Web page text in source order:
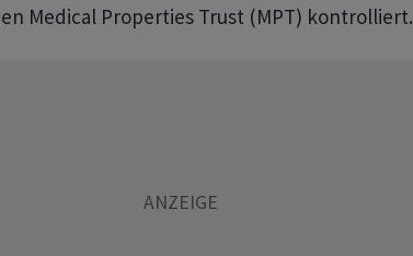
Medical Properties Trust (MPT) kontrolliert.